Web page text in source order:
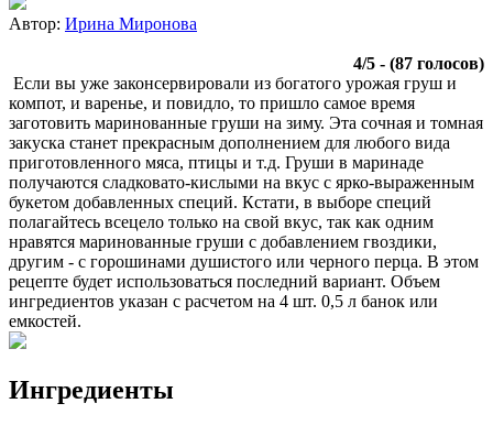
Автор: Ирина Миронова
4/5 - (87 голосов)
Если вы уже законсервировали из богатого урожая груш и
компот, и варенье, и повидло, то пришло самое время
заготовить маринованные груши на зиму. Эта сочная и томная
закуска станет прекрасным дополнением для любого вида
приготовленного мяса, птицы и т.д. Груши в маринаде
получаются сладковато-кислыми на вкус с ярко-выраженным
букетом добавленных специй. Кстати, в выборе специй
полагайтесь всецело только на свой вкус, так как одним
нравятся маринованные груши с добавлением гвоздики,
другим - с горошинами душистого или черного перца. В этом
рецепте будет использоваться последний вариант. Объем
ингредиентов указан с расчетом на 4 шт. 0,5 л банок или
емкостей.
Ингредиенты